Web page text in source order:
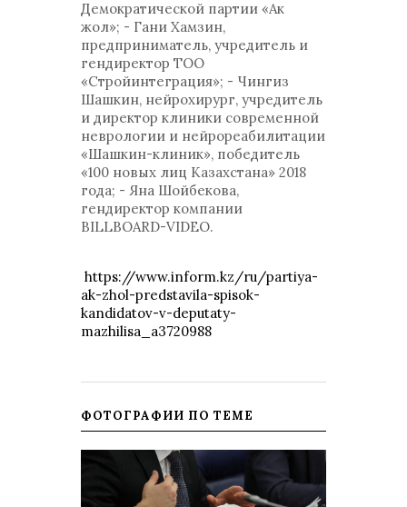
Демократической партии «Ак
жол»; - Гани Хамзин,
предприниматель, учредитель и
гендиректор ТОО
«Стройинтеграция»; - Чингиз
Шашкин, нейрохирург, учредитель
и директор клиники современной
неврологии и нейрореабилитации
«Шашкин-клиник», победитель
«100 новых лиц Казахстана» 2018
года; - Яна Шойбекова,
гендиректор компании
BILLBOARD-VIDEO.
https://www.inform.kz/ru/partiya-
ak-zhol-predstavila-spisok-
kandidatov-v-deputaty-
mazhilisa_a3720988
ФОТОГРАФИИ ПО ТЕМЕ